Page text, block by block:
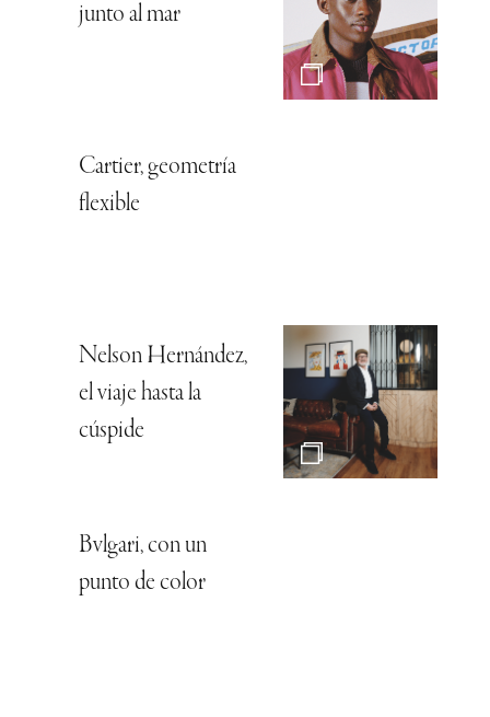
junto al mar
Cartier, geometría
flexible
Nelson Hernández,
el viaje hasta la
cúspide
Bvlgari, con un
punto de color